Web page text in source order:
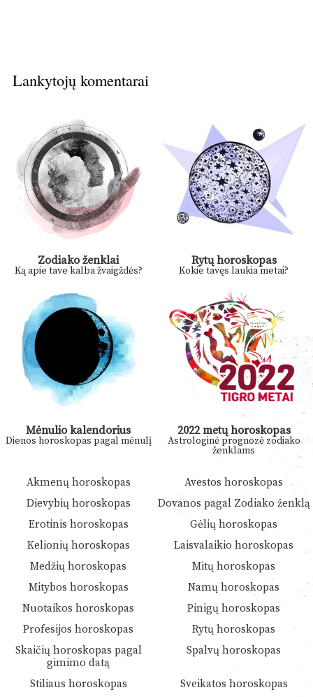
Lankytojų komentarai
Zodiako ženklai
Ką apie tave kalba žvaigždės?
Rytų horoskopas
Kokie tavęs laukia metai?
Mėnulio kalendorius
Dienos horoskopas pagal mėnulį
2022 metų horoskopas
Astrologinė prognozė zodiako
ženklams
Akmenų horoskopas
Avestos horoskopas
Dievybių horoskopas
Dovanos pagal Zodiako ženklą
Erotinis horoskopas
Gėlių horoskopas
Kelionių horoskopas
Laisvalaikio horoskopas
Medžių horoskopas
Mitų horoskopas
Mitybos horoskopas
Namų horoskopas
Nuotaikos horoskopas
Pinigų horoskopas
Profesijos horoskopas
Rytų horoskopas
Skaičių horoskopas pagal
gimimo datą
Spalvų horoskopas
Stiliaus horoskopas
Sveikatos horoskopas